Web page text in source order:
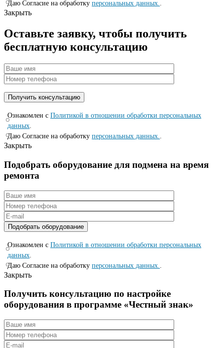
Даю Согласие на обработку персональных данных..
Закрыть
Оставьте заявку, чтобы получить
бесплатную консультацию
Ознакомлен с Политикой в отношении обработки персональных
данных.
Даю Согласие на обработку персональных данных..
Закрыть
Подобрать оборудование для подмена на время
ремонта
Ознакомлен с Политикой в отношении обработки персональных
данных
Даю Согласие на обработку персональных данных.
Закрыть
Получить консультацию по настройке
оборудования в программе «Честный знак»